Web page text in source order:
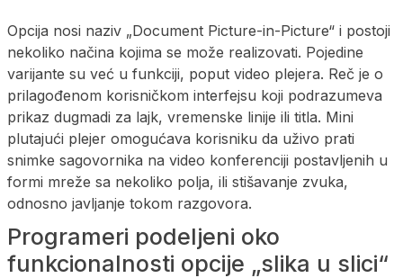
Opcija nosi naziv „Document Picture-in-Picture“ i postoji
nekoliko načina kojima se može realizovati. Pojedine
varijante su već u funkciji, poput video plejera. Reč je o
prilagođenom korisničkom interfejsu koji podrazumeva
prikaz dugmadi za lajk, vremenske linije ili titla. Mini
plutajući plejer omogućava korisniku da uživo prati
snimke sagovornika na video konferenciji postavljenih u
formi mreže sa nekoliko polja, ili stišavanje zvuka,
odnosno javljanje tokom razgovora.
Programeri podeljeni oko
funkcionalnosti opcije „slika u slici“